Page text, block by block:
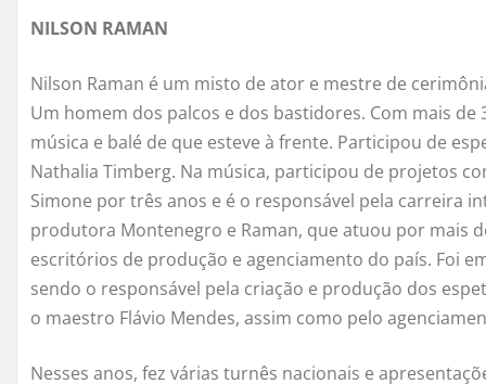
NILSON RAMAN
Nilson Raman é um misto de ator e mestre de
Um homem dos palcos e dos bastidores. Com mais
música e balé de que esteve à frente. Participou de
Nathalia Timberg. Na música, participou de projetos
Simone por três anos e é o responsável pela carreira
produtora Montenegro e Raman, que atuou por mais
escritórios de produção e agenciamento do país. Foi
sendo o responsável pela criação e produção dos
o maestro Flávio Mendes, assim como pelo
Nesses anos, fez várias turnês nacionais e